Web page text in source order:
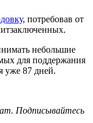
, потребовав от
небольшие
для поддержания
уже 87 дней.
Подписывайтесь